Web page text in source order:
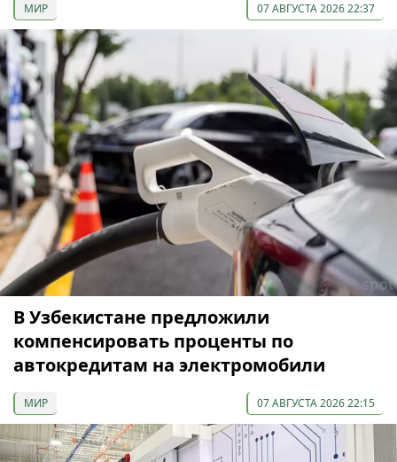
МИР 07 АВГУСТА 2026 22:37
В Узбекистане предложили
компенсировать проценты по
автокредитам на электромобили
МИР 07 АВГУСТА 2026 22:15